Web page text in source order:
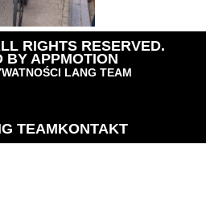
RIGHTS RESERVED.
BY APPMOTION
LANG TEAM
TEAMKONTAKT